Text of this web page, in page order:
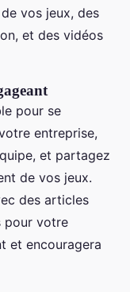
vos jeux, des
et des vidéos
pour se
entreprise,
et partagez
de vos jeux.
des articles
pour votre
et encouragera